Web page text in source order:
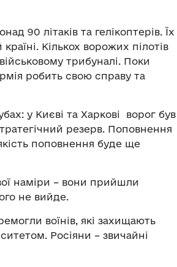
90 літаків та гелікоптерів. Їх
Кількох ворожих пілотів
трибуналі. Поки
робить свою справу та
у Києві та Харкові ворог був
резерв. Поповнення
поповнення буде ще
наміри – вони прийшли
не вийде.
воїнів, які захищають
Росіяни – звичайні